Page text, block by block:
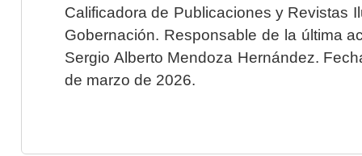
Calificadora de Publicaciones y Revistas
Gobernación. Responsable de la última
Sergio Alberto Mendoza Hernández.
de marzo de 2026.